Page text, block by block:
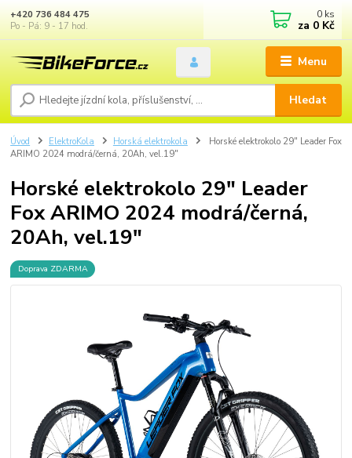
Menu
Hledat
+420 736 484 475
Po - Pá: 9 - 17 hod.
0 ks
za 0 Kč
Úvod ElektroKola Horská elektrokola
Horské elektrokolo 29" Leader Fox
ARIMO 2024 modrá/černá, 20Ah, vel.19"
Horské elektrokolo 29" Leader
Fox ARIMO 2024 modrá/černá,
20Ah, vel.19"
Doprava ZDARMA